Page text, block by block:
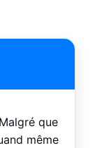
que
même